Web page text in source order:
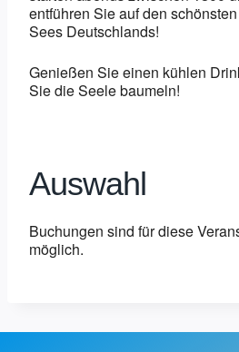
entführen Sie auf den
Sees Deutschlands!
Genießen Sie einen kühlen
Sie die Seele baumeln!
Auswahl
Buchungen sind für diese
möglich.